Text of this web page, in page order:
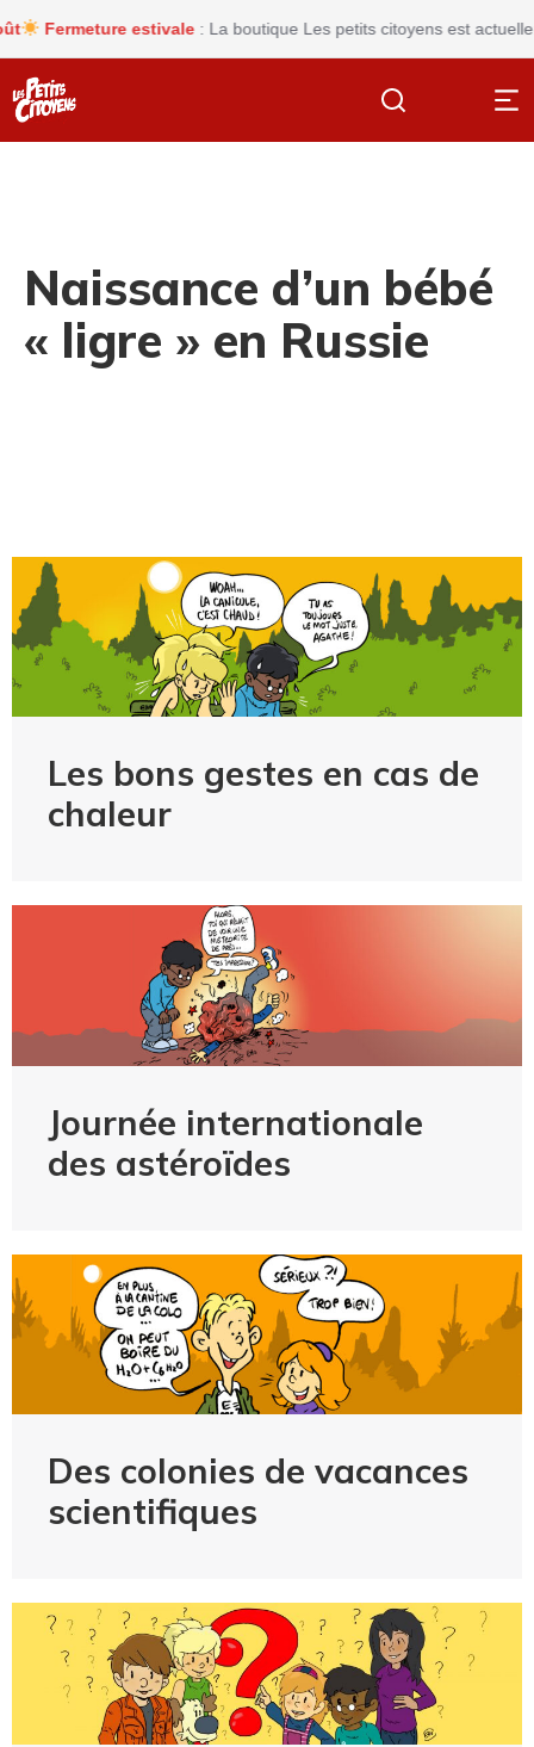
Fermeture estivale: La boutique Les petits citoyens est
Naissance d’un bébé
« ligre » en Russie
Les bons gestes en cas de
chaleur
Journée internationale
des astéroïdes
Des colonies de vacances
scientifiques